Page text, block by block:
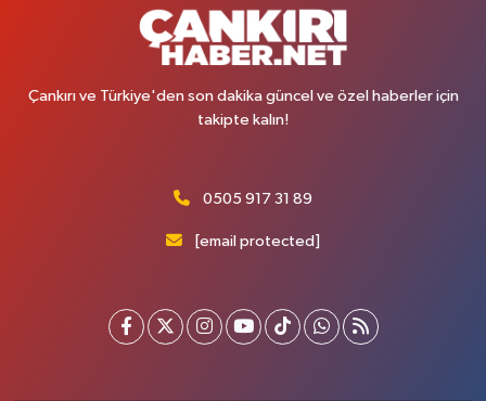
Çankırı ve Türkiye'den son dakika güncel ve özel haberler için
takipte kalın!
0505 917 31 89
[email protected]